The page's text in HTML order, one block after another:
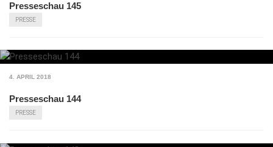
Presseschau 145
PRESSE
4. APRIL 2018
Presseschau 144
PRESSE